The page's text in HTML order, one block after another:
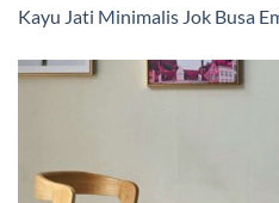
Kayu Jati Minimalis Jok Busa